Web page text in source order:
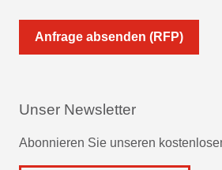
Anfrage absenden (RFP)
Unser Newsletter
Abonnieren Sie unseren